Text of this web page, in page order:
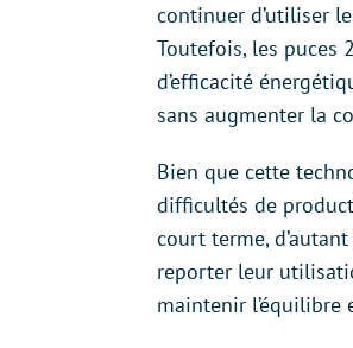
continuer d’utiliser
Toutefois, les puces
d’efficacité
sans augmenter la
Bien que cette
difficultés de
court terme,
reporter leur
maintenir